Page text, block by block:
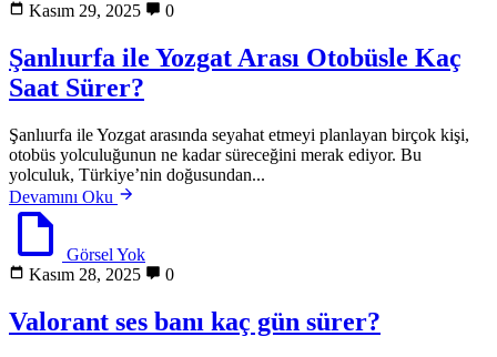
Kasım 29, 2025 0
Şanlıurfa ile Yozgat Arası Otobüsle Kaç
Saat Sürer?
Şanlıurfa ile Yozgat arasında seyahat etmeyi planlayan birçok kişi,
otobüs yolculuğunun ne kadar süreceğini merak ediyor. Bu
yolculuk, Türkiye’nin doğusundan...
Devamını Oku
Görsel Yok
Kasım 28, 2025
0
Valorant ses banı kaç gün sürer?